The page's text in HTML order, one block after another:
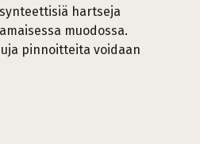
hartseja
muodossa.
pinnoitteita voidaan